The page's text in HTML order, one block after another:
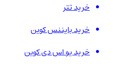
خرید تتر
خرید بایننس کوین
خرید یو اس دی کوین